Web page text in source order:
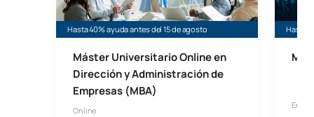
Hasta 40% ayuda antes del 15 de agosto
Máster Universitario Online en
Dirección y Administración de
Empresas (MBA)
Online
Hasta
En